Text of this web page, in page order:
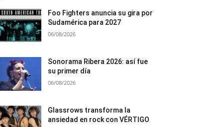
Foo Fighters anuncia su gira por
Sudamérica para 2027
06/08/2026
Sonorama Ribera 2026: así fue
su primer día
06/08/2026
Glassrows transforma la
ansiedad en rock con VÉRTIGO